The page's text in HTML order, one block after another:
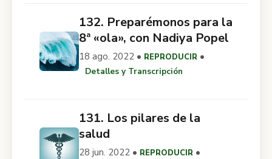
132. Preparémonos para la
8ª «ola», con Nadiya Popel
18 ago. 2022 • REPRODUCIR •
Detalles y Transcripción
131. Los pilares de la
salud
28 jun. 2022 • REPRODUCIR •